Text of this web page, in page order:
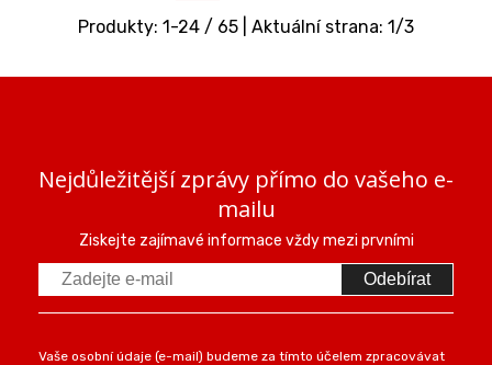
Produkty: 1-24 / 65 | Aktuální strana: 1/3
Nejdůležitější zprávy přímo do vašeho e-
mailu
Ziskejte zajímavé informace vždy mezi prvními
Odebírat
Vaše osobní údaje (e-mail) budeme za tímto účelem zpracovávat